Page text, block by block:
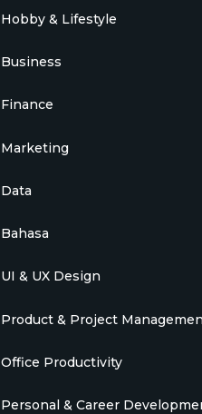
Hobby & Lifestyle
Business
Finance
Marketing
Data
Bahasa
UI & UX Design
Product & Project
Office Productivity
Personal & Career